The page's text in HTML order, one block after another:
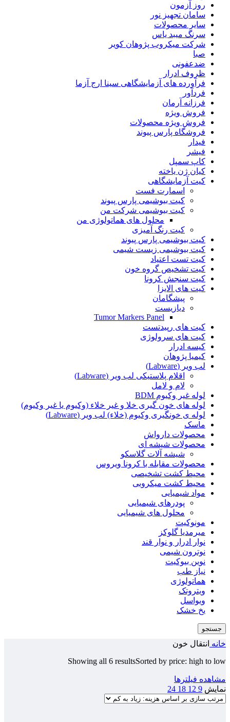
روز آزمون
سامان تجهیز نور
سایر محصولات
سرنگ میبد یاس
شرکت میکروب پژوهان کویر
صبا
ضدعفونی
ظروف ادرار
فرآورده های آزمایشگاهی سینا ارج آزما
فردآور
فرزانه آرمان
فروش ویژه
فروش ویژه محصولات
فروشگاه پارس پیوند
فیدار
فیشر
کاپ سمپل
کیان ژن یاخته
کیت آزمایشگاهی
اسمارت فست
کیت بیوشیمی پارس پیوند
کیت بیوشیمی شرکت من
محلول های هماتولوژی من
کیت رنگ آمیزی
کیت بیوشیمی پارس‌ پیوند
کیت بیوشیمی زیست شیمی
کیت تست اعتیاد
کیت تشخیص گروه خون
کیت سنجش کرونا
کیت های الایزا
پیشگامان
دیازیست
Tumor Markers Panel
کیت های رپید‌تست
کیت های سرولوژی
کیسه ادرار
کیمیا پژوهان
لب ویر (Labware)
اقلام پلاستیکی لب ویر (Labware)
لام و لامل
لوله غیر وکیوم BDM
لوله های خون گیری خلا و غیر خلاء (وکیوم یا غیر وکیوم)
لوله ی خونگیری وکیوم (خلاء) لب ویر (Labware)
ماسک
محصولات دارواش
محصولات شیشه ای
شیشه آلات گلاسکو
محصولات مقابله با کرونا ویروس
محیط کشت تشخیصی
محیط کشت میکروبی
مواد شیمیایی
پودرهای شیمیایی
محلول های شیمیایی
مونوکیت
میرمدیا گلوکز
نوار ادرار و نوار قند
نوترون شیمی
نوین بیوکیت
نیاز طب
هماتولوژی
ویتروتک
ویواسل
یخ خشک
جستجو
خانه انتقال خون
Showing all 6 resultsSorted by price: high to low
مشاهده فیلترها
نمایش 9
12
18
24